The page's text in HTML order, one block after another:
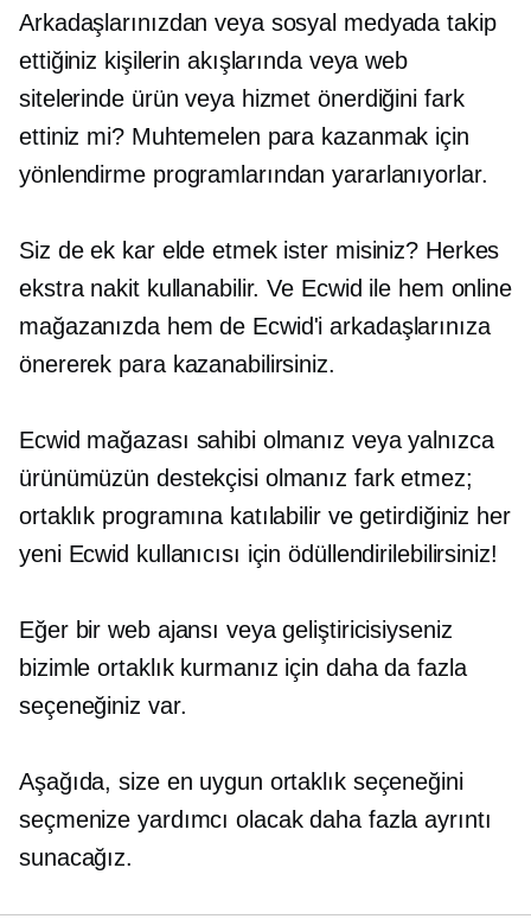
Arkadaşlarınızdan veya sosyal medyada takip
ettiğiniz kişilerin akışlarında veya web
sitelerinde ürün veya hizmet önerdiğini fark
ettiniz mi? Muhtemelen para kazanmak için
yönlendirme programlarından yararlanıyorlar.
Siz de ek kar elde etmek ister misiniz? Herkes
ekstra nakit kullanabilir. Ve Ecwid ile hem online
mağazanızda hem de Ecwid'i arkadaşlarınıza
önererek para kazanabilirsiniz.
Ecwid mağazası sahibi olmanız veya yalnızca
ürünümüzün destekçisi olmanız fark etmez;
ortaklık programına katılabilir ve getirdiğiniz her
yeni Ecwid kullanıcısı için ödüllendirilebilirsiniz!
Eğer bir web ajansı veya geliştiricisiyseniz
bizimle ortaklık kurmanız için daha da fazla
seçeneğiniz var.
Aşağıda, size en uygun ortaklık seçeneğini
seçmenize yardımcı olacak daha fazla ayrıntı
sunacağız.